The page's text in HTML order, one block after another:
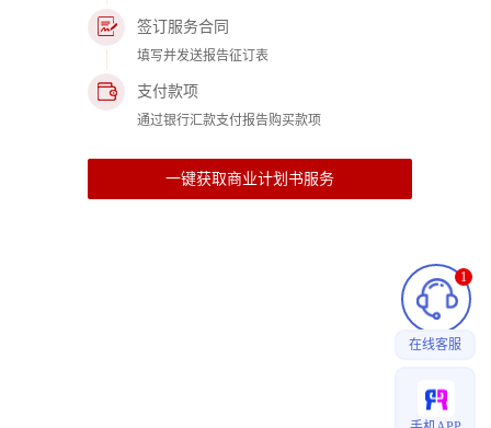
签订服务合同
填写并发送报告征订表
支付款项
通过银行汇款支付报告购买款项
一键获取商业计划书服务
在线客服
1